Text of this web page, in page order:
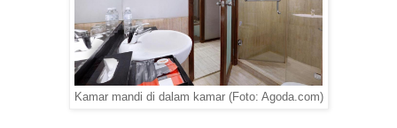
Kamar mandi di dalam kamar (Foto: Agoda.com)